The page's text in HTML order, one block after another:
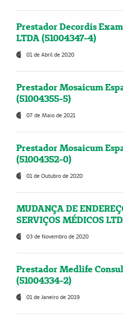
Prestador Decordis
LTDA (51004347-4)
01 de Abril de 2020
Prestador Mosaicum
(51004355-5)
07 de Maio de 2021
Prestador Mosaicum
(51004352-0)
01 de Outubro de 2020
MUDANÇA DE
SERVIÇOS MÉDICOS
03 de Novembro de 2020
Prestador Medlife
(51004334-2)
01 de Janeiro de 2019